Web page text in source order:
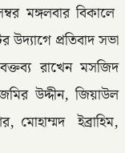
মঙ্গলবার বিকালে
উদ্যাগে প্রতিবাদ সভা
রাখেন মসজিদ
উদ্দীন, জিয়াউল
ইব্রাহিম,